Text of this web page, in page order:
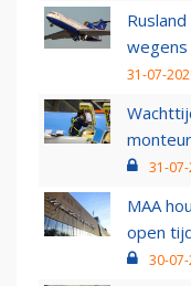
31-07-
31-
MAA
open
30-